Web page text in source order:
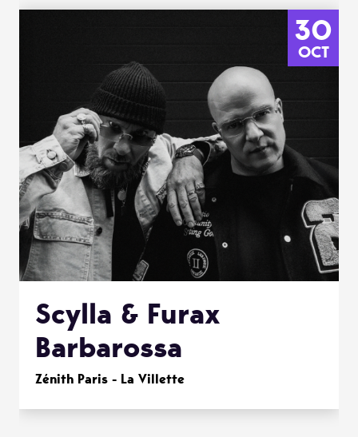
30
OCT
Scylla & Furax
Barbarossa
Zénith Paris - La Villette